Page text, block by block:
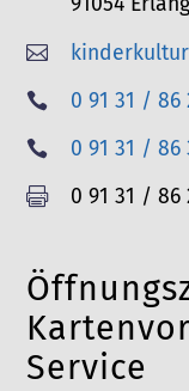


T
e
o
n
0 91 31 / 86

T
f
o
n
0 91 31 / 86

F
0 91 31 / 86
Service